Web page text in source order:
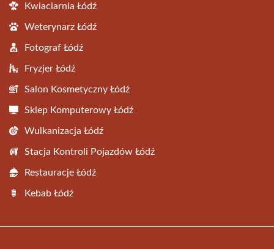
Kwiaciarnia Łódź
Weterynarz Łódź
Fotograf Łódź
Fryzjer Łódź
Salon Kosmetyczny Łódź
Sklep Komputerowy Łódź
Wulkanizacja Łódź
Stacja Kontroli Pojazdów Łódź
Restauracje Łódź
Kebab Łódź